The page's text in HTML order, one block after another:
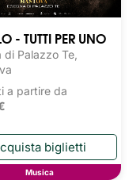
- TUTTI PER UNO
di Palazzo Te,
a partire da
Musica